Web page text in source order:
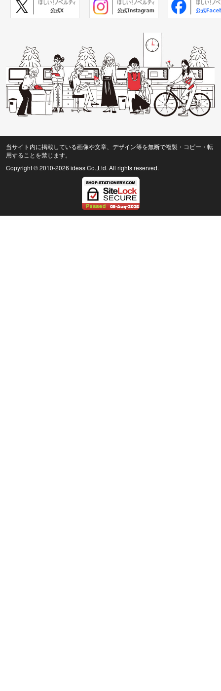
当サイト内に掲載している画像や文章、デザイン等を無断で複製・コピー・転
用することを禁じます。
Copyright © 2010-2026 ideas Co.,Ltd. All rights reserved.